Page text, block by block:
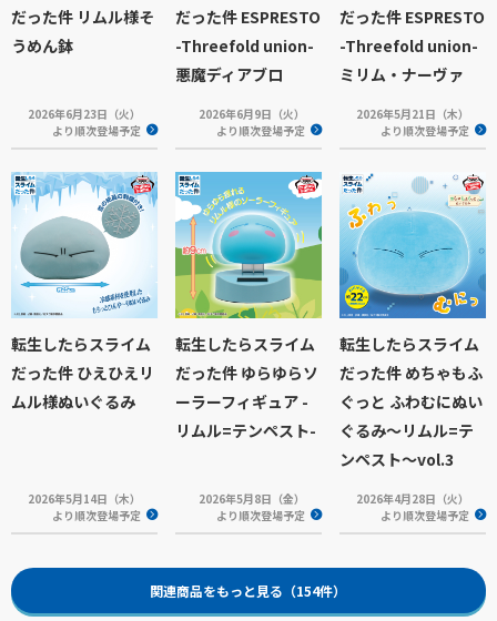
だった件 リムル様そ
うめん鉢
2026年6月23日（火）
より順次登場予定
だった件 ESPRESTO
-Threefold union-
悪魔ディアブロ
2026年6月9日（火）
より順次登場予定
だった件 ESPRESTO
-Threefold union-
ミリム・ナーヴァ
2026年5月21日（木）
より順次登場予定
転生したらスライム
だった件 ひえひえリ
ムル様ぬいぐるみ
2026年5月14日（木）
より順次登場予定
転生したらスライム
だった件 ゆらゆらソ
ーラーフィギュア -
リムル=テンペスト-
2026年5月8日（金）
より順次登場予定
転生したらスライム
だった件 めちゃもふ
ぐっと ふわむにぬい
ぐるみ～リムル=テ
ンペスト～vol.3
2026年4月28日（火）
より順次登場予定
関連商品をもっと見る（154件）